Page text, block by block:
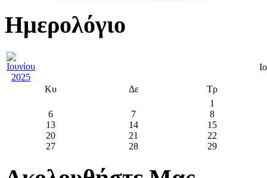
Ημερολόγιο
Κυ Δε
Τρ
1
6
7
8
13
14
15
20
21
22
27
28 29